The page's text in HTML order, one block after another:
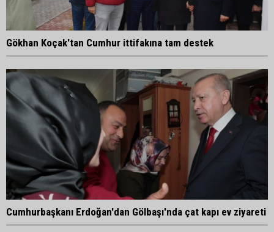
Gökhan Koçak'tan Cumhur ittifakına tam destek
Cumhurbaşkanı Erdoğan'dan Gölbaşı'nda çat kapı ev ziyareti